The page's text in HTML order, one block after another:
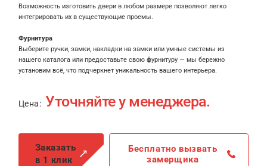
Возможность изготовить двери в любом размере позволяют легко
интегрировать их в существующие проемы.
Фурнитура
Выберите ручки, замки, накладки на замки или умные системы из
нашего каталога или предоставьте свою фурнитуру — мы бережно
установим всё, что подчеркнет уникальность вашего интерьера.
Цена: Уточняйте у менеджера.
Заказать
в 1 клик
Бесплатно вызвать
замерщика